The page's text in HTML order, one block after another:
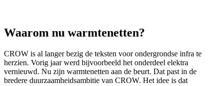
Waarom nu warmtenetten?
CROW is al langer bezig de teksten voor ondergrondse infra te
herzien. Vorig jaar werd bijvoorbeeld het onderdeel elektra
vernieuwd. Nu zijn warmtenetten aan de beurt. Dat past in de
bredere duurzaamheidsambitie van CROW. Het idee is dat